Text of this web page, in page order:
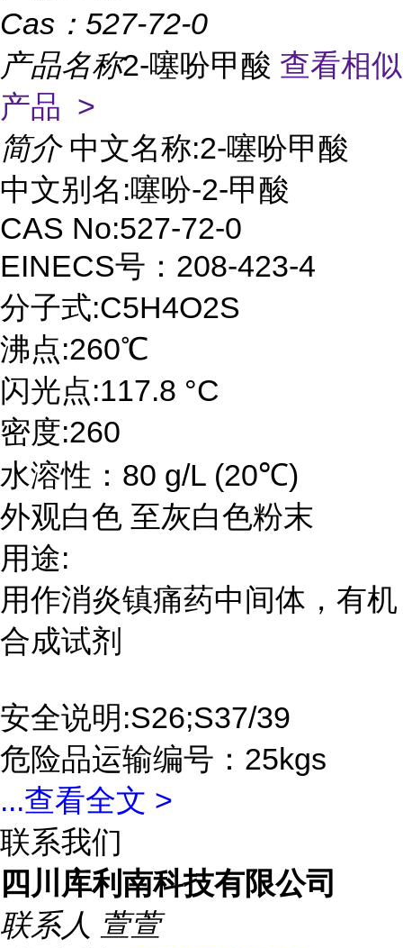
Cas： 527-72-0
产品名称2-噻吩甲酸 查看相似
产品 >
简介 中文名称:2-噻吩甲酸
中文别名:噻吩-2-甲酸
CAS No:527-72-0
EINECS号：208-423-4
分子式:C5H4O2S
沸点:260℃
闪光点:117.8 °C
密度:260
水溶性：80 g/L (20℃)
外观白色 至灰白色粉末
用途:
用作消炎镇痛药中间体，有机
合成试剂
安全说明:S26;S37/39
危险品运输编号：25kgs
...查看全文 >
联系我们
四川库利南科技有限公司
联系人 萱萱